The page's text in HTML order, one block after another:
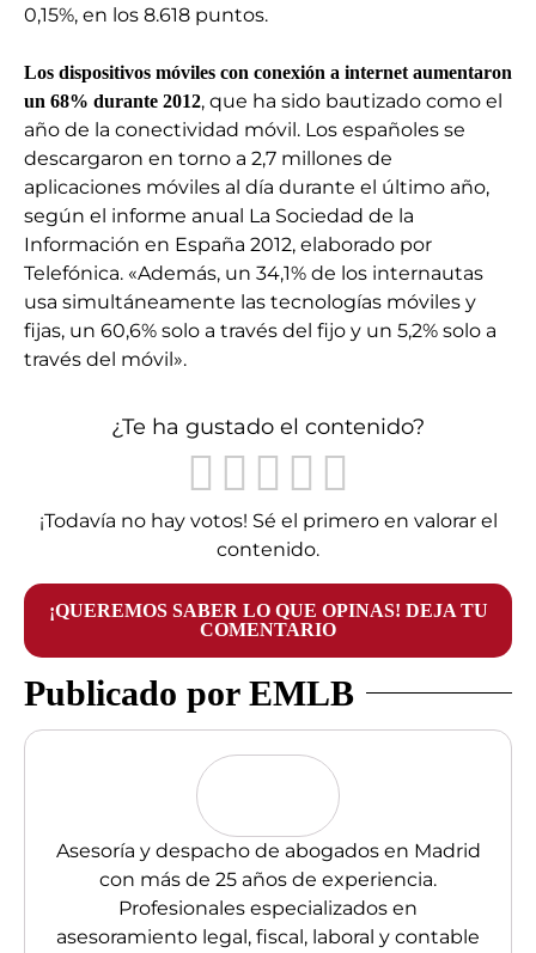
0,15%, en los 8.618 puntos.
Los dispositivos móviles con conexión a internet aumentaron
un 68% durante 2012, que ha sido bautizado como el
año de la conectividad móvil. Los españoles se
descargaron en torno a 2,7 millones de
aplicaciones móviles al día durante el último año,
según el informe anual La Sociedad de la
Información en España 2012, elaborado por
Telefónica. «Además, un 34,1% de los internautas
usa simultáneamente las tecnologías móviles y
fijas, un 60,6% solo a través del fijo y un 5,2% solo a
través del móvil».
¿Te ha gustado el contenido?
¡Todavía no hay votos! Sé el primero en valorar el
contenido.
¡QUEREMOS SABER LO QUE OPINAS! DEJA TU
COMENTARIO
Publicado por EMLB
Asesoría y despacho de abogados en Madrid
con más de 25 años de experiencia.
Profesionales especializados en
asesoramiento legal, fiscal, laboral y contable